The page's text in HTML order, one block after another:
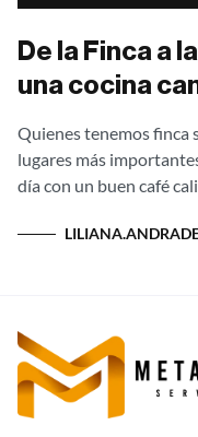
De la Finca a
una cocina
utensilios de
Quienes tenemos finca
lugares más
día con un buen café